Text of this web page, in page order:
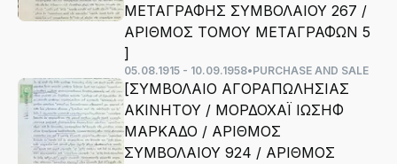
ΜΕΤΑΓΡΑΦΗΣ ΣΥΜΒΟΛΑΙΟΥ 267 /
ΑΡΙΘΜΟΣ ΤΟΜΟΥ ΜΕΤΑΓΡΑΦΩΝ 5
]
05.08.1915 - 10.09.1958•PURCHASE AND SALE
[ΣΥΜΒΟΛΑΙΟ ΑΓΟΡΑΠΩΛΗΣΙΑΣ
ΑΚΙΝΗΤΟΥ / ΜΟΡΔΟΧΑΪ ΙΩΣΗΦ
ΜΑΡΚΑΔΟ / ΑΡΙΘΜΟΣ
ΣΥΜΒΟΛΑΙΟΥ 924 / ΑΡΙΘΜΟΣ